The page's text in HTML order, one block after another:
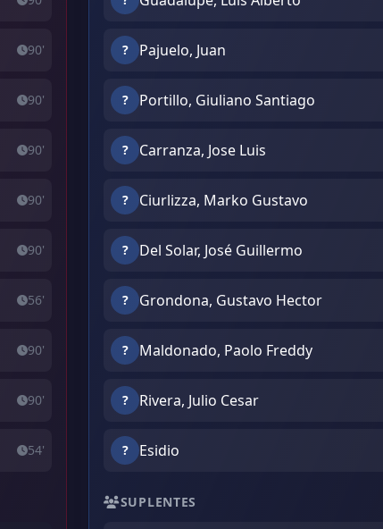
90'
90'
90'
90'
90'
56'
90'
90'
54'
? Pajuelo, Juan
? Portillo, Giuliano Santiago
? Carranza, Jose Luis
? Ciurlizza, Marko Gustavo
? Del Solar, José Guillermo
? Grondona, Gustavo Hector
? Maldonado, Paolo Freddy
? Rivera, Julio Cesar
? Esidio
SUPLENTES